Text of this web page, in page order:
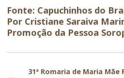
Fonte: Capuchinhos do
Por Cristiane Saraiva
Promoção da Pessoa
31ª Romaria de Maria Mãe